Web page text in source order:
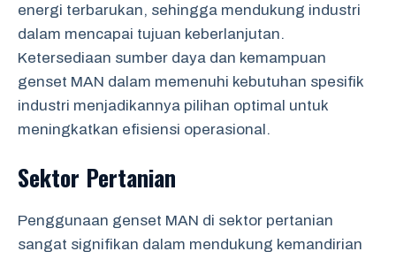
energi terbarukan, sehingga mendukung industri
dalam mencapai tujuan keberlanjutan.
Ketersediaan sumber daya dan kemampuan
genset MAN dalam memenuhi kebutuhan spesifik
industri menjadikannya pilihan optimal untuk
meningkatkan efisiensi operasional.
Sektor Pertanian
Penggunaan genset MAN di sektor pertanian
sangat signifikan dalam mendukung kemandirian